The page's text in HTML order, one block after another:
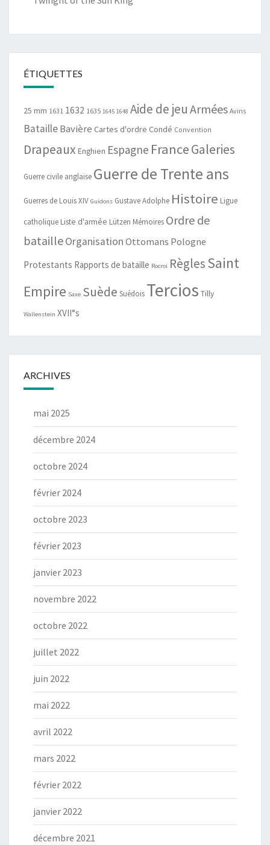
ÉTIQUETTES
25 mm 1631 1632 1635 1645 1648 Aide de jeu Armées Avins
BatailleBavière Cartes d'ordre Condé Convention
Drapeaux Enghien Espagne FranceGaleries
Guerre civile anglaise Guerre de Trente ans
Guerres de Louis XIV Guidons Gustave Adolphe Histoire Ligue
catholiqueListe d'armée Lützen Mémoires Ordre de
batailleOrganisationOttomans Pologne
Protestants Rapports de bataille Rocroi RèglesSaint
Empire Saxe Suède Suédois Tercios Tilly
Wallenstein XVII°s
ARCHIVES
mai 2025
décembre 2024
octobre 2024
février 2024
octobre 2023
février 2023
janvier 2023
novembre 2022
octobre 2022
juillet 2022
juin 2022
mai 2022
avril 2022
mars 2022
février 2022
janvier 2022
décembre 2021